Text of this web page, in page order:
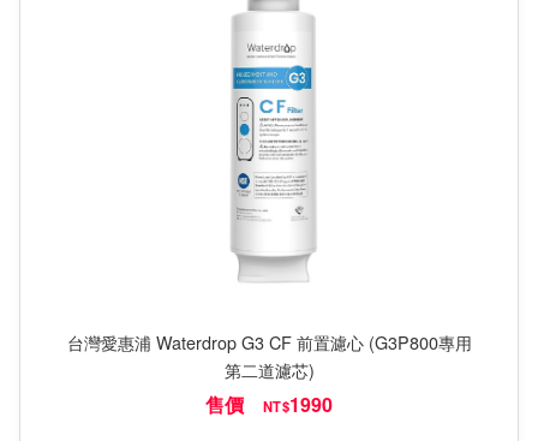
台灣愛惠浦 Waterdrop G3 CF 前置濾心 (G3P800專用
第二道濾芯)
售價 NT$1990